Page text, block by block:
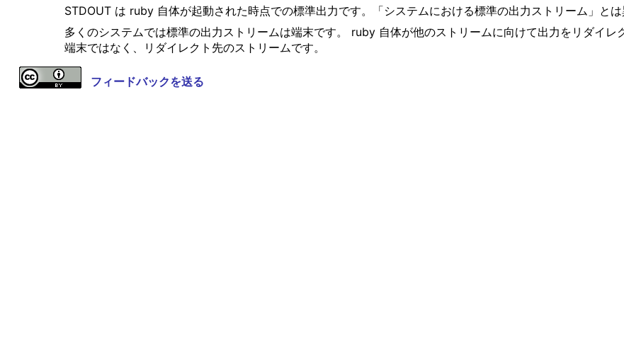
STDOUT は ruby 自体が起動された時点での標準出力です。「システムにおける標準の出力ストリーム」とは
多くのシステムでは標準の出力ストリームは端末です。 ruby 自体が他のストリームに向けて出力をリダイ
端末ではなく、リダイレクト先のストリームです。
フィードバックを送る